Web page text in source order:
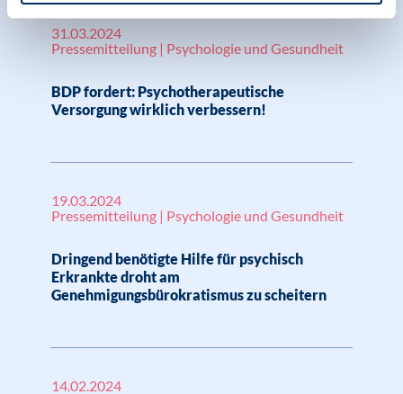
31.03.2024
Pressemitteilung | Psychologie und Gesundheit
BDP fordert: Psychotherapeutische
Versorgung wirklich verbessern!
19.03.2024
Pressemitteilung | Psychologie und Gesundheit
Dringend benötigte Hilfe für psychisch
Erkrankte droht am
Genehmigungsbürokratismus zu scheitern
14.02.2024